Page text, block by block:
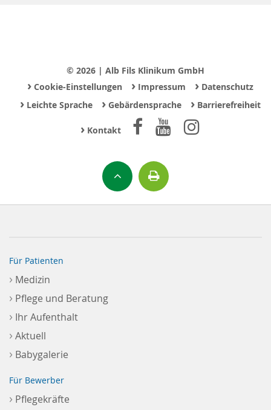
© 2026 | Alb Fils Klinikum GmbH
›Cookie-Einstellungen ›Impressum ›Datenschutz
›Leichte Sprache ›Gebärdensprache ›Barrierefreiheit
› Kontakt
Für Patienten
› Medizin
› Pflege und Beratung
› Ihr Aufenthalt
› Aktuell
› Babygalerie
Für Bewerber
› Pflegekräfte